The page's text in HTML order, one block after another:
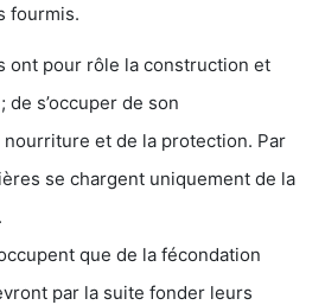
fourmis.
ont pour rôle la construction et
de s’occuper de son
et de la protection. Par
se chargent uniquement de la
que de la fécondation
par la suite fonder leurs